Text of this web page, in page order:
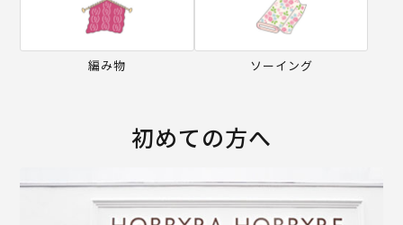
編み物 ソーイング
初めての方へ